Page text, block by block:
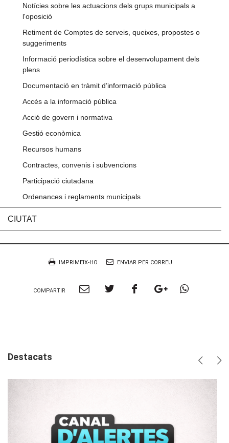
Notícies sobre les actuacions dels grups municipals a
l'oposició
Retiment de Comptes de serveis, queixes, propostes o
suggeriments
Informació periodística sobre el desenvolupament dels
plens
Documentació en tràmit d’informació pública
Accés a la informació pública
Acció de govern i normativa
Gestió econòmica
Recursos humans
Contractes, convenis i subvencions
Participació ciutadana
Ordenances i reglaments municipals
CIUTAT
Document
IMPRIMEIX-HO ENVIAR PER CORREU
COMPARTIR
CompartirCompartirCompartirCompartir
Destacats